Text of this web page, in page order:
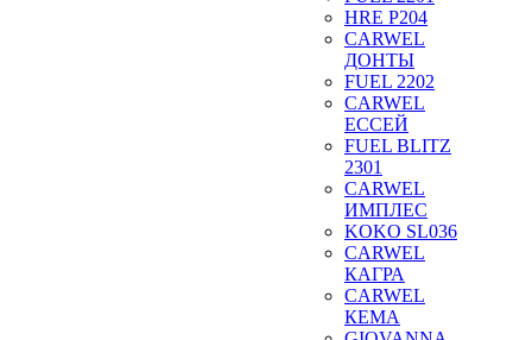
HRE P204
CARWEL
ДОНТЫ
FUEL 2202
CARWEL
ЕССЕЙ
FUEL BLITZ
2301
CARWEL
ИМПЛЕС
KOKO SL036
CARWEL
КАГРА
CARWEL
КЕМА